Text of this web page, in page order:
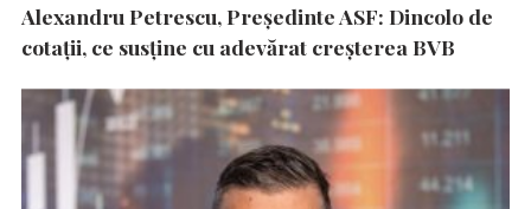
Alexandru Petrescu, Președinte ASF: Dincolo de
cotații, ce susține cu adevărat creșterea BVB